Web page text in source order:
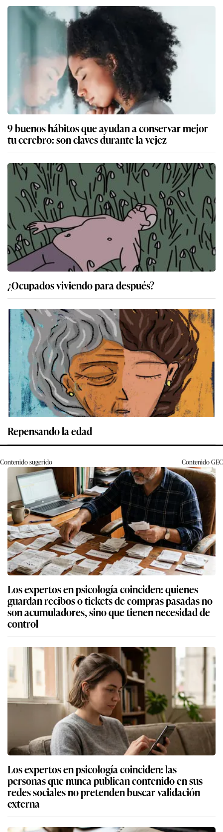
9 buenos hábitos que ayudan a conservar mejor
tu cerebro: son claves durante la vejez
¿Ocupados viviendo para después?
Repensando la edad
Contenido sugerido ContenidoGEC
Los expertos en psicología coinciden: quienes
guardan recibos o tickets de compras pasadas no
son acumuladores, sino que tienen necesidad de
control
Los expertos en psicología coinciden: las
personas que nunca publican contenido en sus
redes sociales no pretenden buscar validación
externa